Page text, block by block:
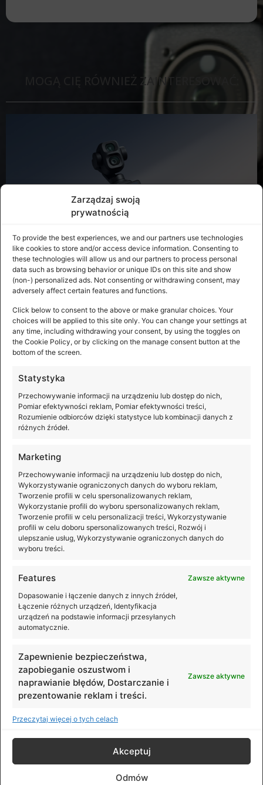
Zarządzaj swoją
prywatnością
To provide the best experiences, we and our partners use technologies
like cookies to store and/or access device information. Consenting to
these technologies will allow us and our partners to process personal
data such as browsing behavior or unique IDs on this site and show
(non-) personalized ads. Not consenting or withdrawing consent, may
adversely affect certain features and functions.
Click below to consent to the above or make granular choices. Your
choices will be applied to this site only. You can change your settings at
any time, including withdrawing your consent, by using the toggles on
the Cookie Policy, or by clicking on the manage consent button at the
bottom of the screen.
Statystyka
Przechowywanie informacji na urządzeniu lub dostęp do nich,
Pomiar efektywności reklam, Pomiar efektywności treści,
Rozumienie odbiorców dzięki statystyce lub kombinacji danych z
różnych źródeł.
Marketing
Przechowywanie informacji na urządzeniu lub dostęp do nich,
Wykorzystywanie ograniczonych danych do wyboru reklam,
Tworzenie profili w celu spersonalizowanych reklam,
Wykorzystanie profili do wyboru spersonalizowanych reklam,
Tworzenie profili w celu personalizacji treści, Wykorzystywanie
profili w celu doboru spersonalizowanych treści, Rozwój i
ulepszanie usług, Wykorzystywanie ograniczonych danych do
wyboru treści.
Features
Zawsze aktywne
Dopasowanie i łączenie danych z innych źródeł,
Łączenie różnych urządzeń, Identyfikacja
urządzeń na podstawie informacji przesyłanych
automatycznie.
Zapewnienie bezpieczeństwa,
zapobieganie oszustwom i
naprawianie błędów, Dostarczanie i
prezentowanie reklam i treści.
Zawsze aktywne
Przeczytaj więcej o tych celach
Akceptuj
Odmów
MOGĄ CIĘ RÓWNIEŻ ZAINTERESOWAĆ:
Premiera DJI Osmo Pocket 4P
Szerokie kadry, efektowne portrety, dynamiczne ujęcia i
pełna swoboda tworzenia – wszystko to staje się
ma
Premiera DJI Mic Mini 2S
Lekki, kompaktowy i jeszcze lepiej przygotowany na
nieprzewidywalne warunki rejestrowania dźwięku. DJI
nagrywanie wewnętrzne w formacie
© DJI Polska. All rights reserved.
Preferencje cookies